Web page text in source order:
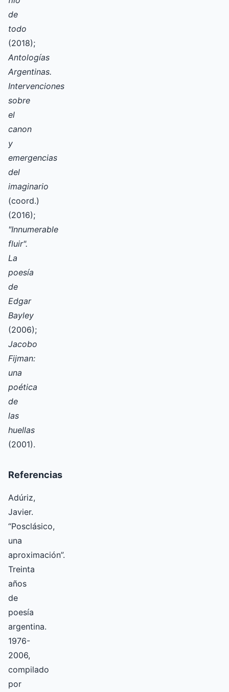
de
todo
(2018);
Antologías
Argentinas.
Intervenciones
sobre
el
canon
y
emergencias
del
imaginario
(coord.)
(2016);
"Innumerable
fluir".
La
poesía
de
Edgar
Bayley
(2006);
Jacobo
Fijman:
una
poética
de
las
huellas
(2001).
Referencias
Adúriz,
Javier.
“Posclásico,
una
aproximación”.
Treinta
años
de
poesía
argentina.
1976-
2006,
compilado
por